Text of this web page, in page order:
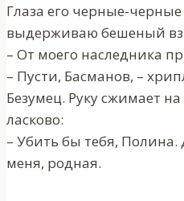
Глаза его черные-черные
выдерживаю бешеный
– От моего наследника
– Пусти, Басманов, –
Безумец. Руку сжимает
ласково:
– Убить бы тебя, Полина.
меня, родная.